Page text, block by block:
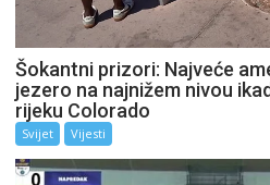
Šokantni prizori: Najveće
jezero na najnižem nivou
rijeku Colorado
Svijet Vijesti